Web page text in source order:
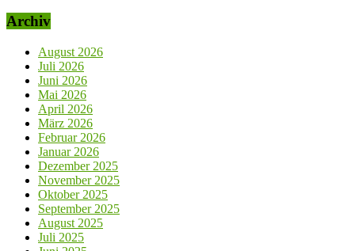
Archiv
August 2026
Juli 2026
Juni 2026
Mai 2026
April 2026
März 2026
Februar 2026
Januar 2026
Dezember 2025
November 2025
Oktober 2025
September 2025
August 2025
Juli 2025